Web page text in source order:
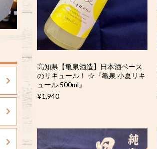
高知県【亀泉酒造】日本酒ベース
のリキュール！ ☆『亀泉 小夏リキ
ュール 500ml』
¥1,940